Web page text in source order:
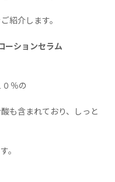
紹介します。
ーションセラム
％の
も含まれており、しっと
。